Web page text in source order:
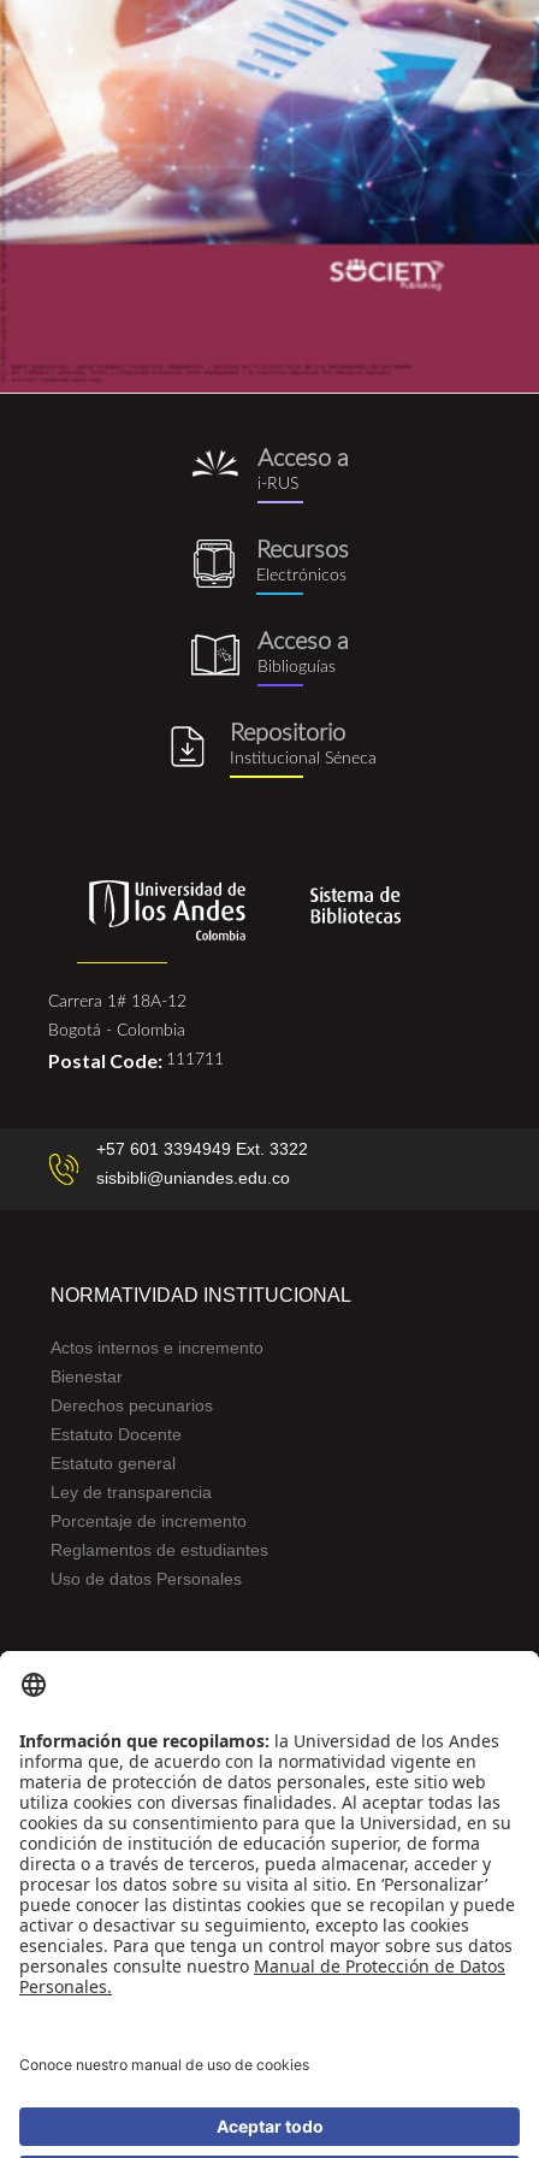
i-
rus.png
Acceso a
i-RUS
recursos_electronicos.png
Recursos
Electrónicos
biblioguia.png
Acceso a
Biblioguías
Repositorio
Institucional Séneca
Carrera 1# 18A-12
Bogotá - Colombia
Postal Code: 111711
+57 601 3394949 Ext. 3322
sisbibli@uniandes.edu.co
NORMATIVIDAD INSTITUCIONAL
Actos internos e incremento
Bienestar
Derechos pecunarios
Estatuto Docente
Estatuto general
Ley de transparencia
Porcentaje de incremento
Reglamentos de estudiantes
Uso de datos Personales
Contáctenos
Biblioguías
Preguntas frecuentes
Capacitación
Directrices
Entretenimiento
Compra de libros y material audiovisual